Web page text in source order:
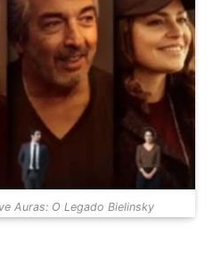
Auras: O Legado Bielinsky